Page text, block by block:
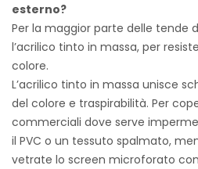
esterno?
Per la maggior parte delle tende
l’acrilico tinto in massa, per
colore.
L’acrilico tinto in massa unisce
del colore e traspirabilità. Per
commerciali dove serve
il PVC o un tessuto spalmato,
vetrate lo screen microforato